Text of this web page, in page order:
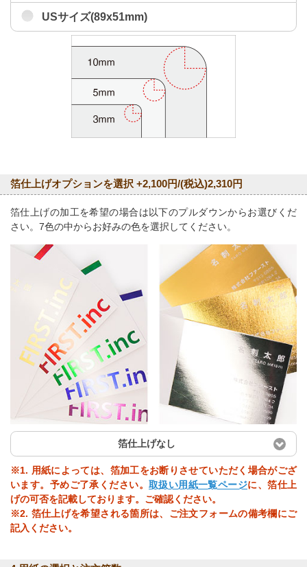
USサイズ(89x51mm)
箔仕上げオプションを選択 +2,100円/(税込)2,310円
箔仕上げの加工を希望の場合は以下のプルダウンからお選びくだ
さい。7色の中からお好みの色を選択してください。
箔仕上げなし
※1. 用紙によっては、箔加工をお断りさせていただく場合がござ
います。予めご了承ください。 取扱い用紙一覧ページに、箔仕上
げの可否を記載しております。ご確認ください。
※2. 箔仕上げを希望される箇所は、ご注文フォームの備考欄にご
記入ください。